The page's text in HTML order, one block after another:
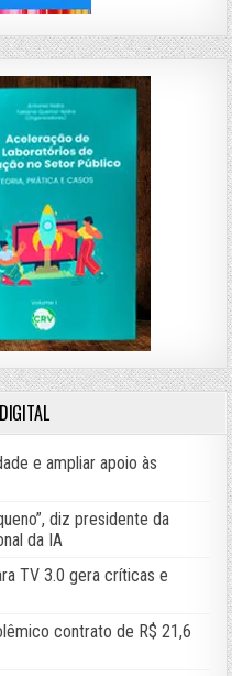
e ampliar apoio às
diz presidente da
da IA
TV 3.0 gera críticas e
contrato de R$ 21,6